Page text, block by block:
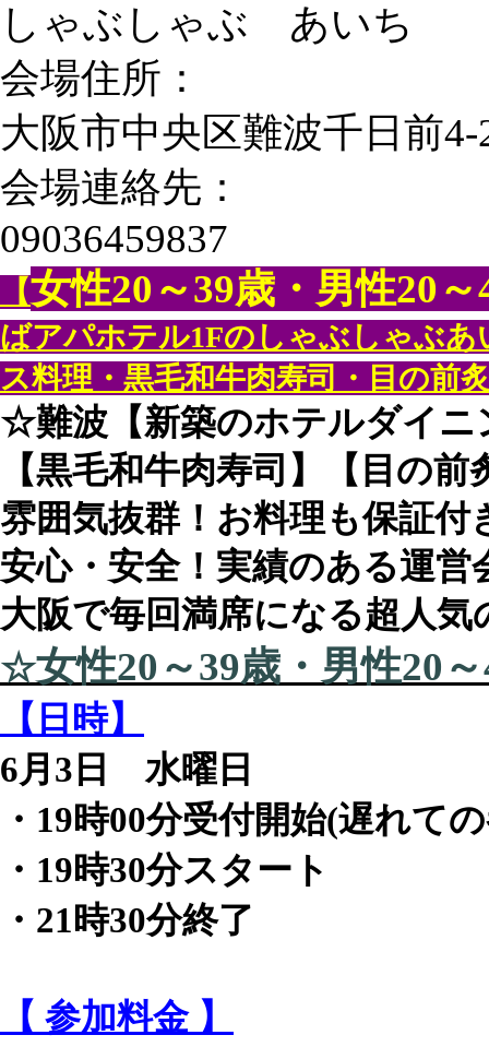
しゃぶしゃぶ あいち
会場住所：
大阪市中央区難波千日前
会場連絡先：
09036459837
【女性20～39歳・男性20
ばアパホテル1Fのしゃぶしゃぶ
ス料理・黒毛和牛肉寿司・目の前
☆難波【新築のホテルダイニ
【黒毛和牛肉寿司】【目の
雰囲気抜群！お料理も保証
安心・安全！実績のある運
大阪で毎回満席になる超人気
☆女性20～39歳・男性20
【日時】
6月3日 水曜日
・19時00分受付開始(遅れて
・19時30分スタート
・21時30分終了
【 参加料金 】